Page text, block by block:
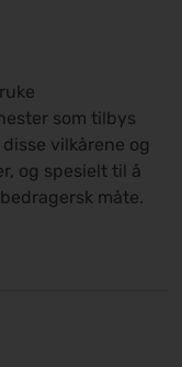
som tilbys
vilkårene og
og spesielt til å
måte.